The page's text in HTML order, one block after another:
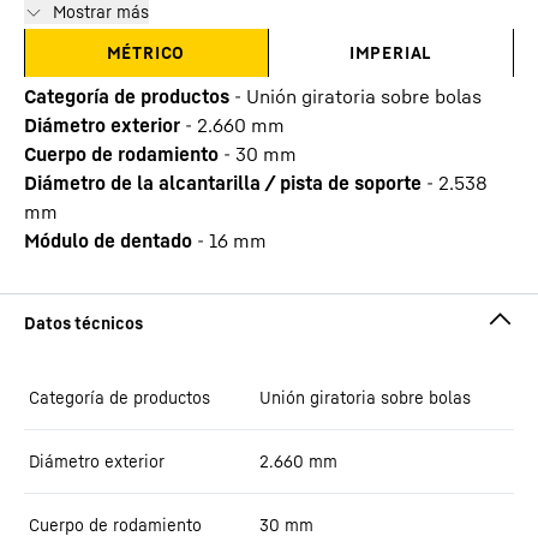
Mostrar más
MÉTRICO
IMPERIAL
Categoría de productos - Unión giratoria sobre bolas
Diámetro exterior - 2.660 mm
Cuerpo de rodamiento - 30 mm
Diámetro de la alcantarilla / pista de soporte - 2.538
mm
Módulo de dentado - 16 mm
Categoría de productos Unión giratoria sobre bolas
Diámetro exterior 2.660 mm
Cuerpo de rodamiento 30 mm